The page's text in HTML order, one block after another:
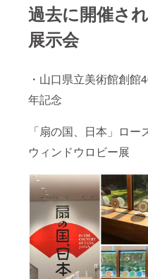
過去に開催さ
展示会
・山口県立美術館創館
年記念
「扇の国、日本」ロー
ウィンドウロビー展